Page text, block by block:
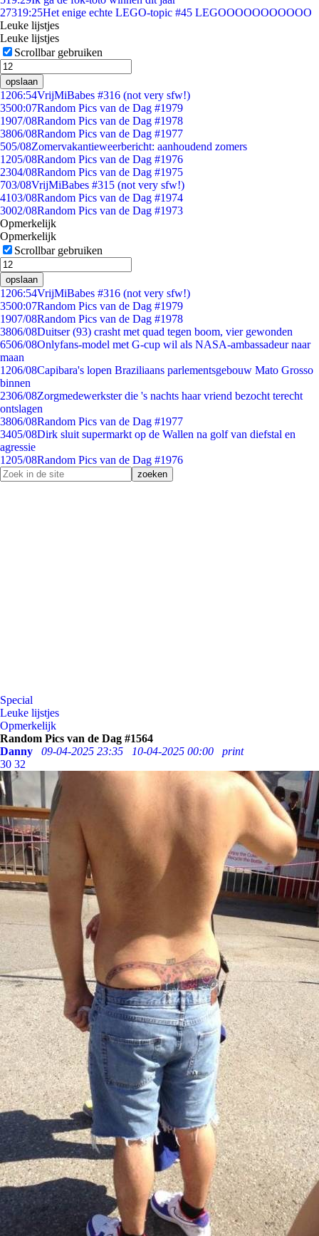
27319:25Het enige echte LEGO-topic #45 LEGOOOOOOOOOOO
Leuke lijstjes
Leuke lijstjes
Scrollbar gebruiken
opslaan
1206:54VrijMiBabes #316 (not very sfw!)
3500:07Random Pics van de Dag #1979
1907/08Random Pics van de Dag #1978
3806/08Random Pics van de Dag #1977
505/08Zomervakantieweerbericht: aanhoudend zomers
1205/08Random Pics van de Dag #1976
2304/08Random Pics van de Dag #1975
703/08VrijMiBabes #315 (not very sfw!)
4103/08Random Pics van de Dag #1974
3002/08Random Pics van de Dag #1973
Opmerkelijk
Opmerkelijk
Scrollbar gebruiken
opslaan
1206:54VrijMiBabes #316 (not very sfw!)
3500:07Random Pics van de Dag #1979
1907/08Random Pics van de Dag #1978
3806/08Duitser (93) crasht met quad tegen boom, vier gewonden
6506/08Onlyfans-model met G-cup wil als NASA-ambassadeur naar
maan
1206/08Capibara's lopen Braziliaans parlementsgebouw Mato Grosso
binnen
2306/08Zorgmedewerkster die 's nachts haar vriend bezocht terecht
ontslagen
3806/08Random Pics van de Dag #1977
3405/08Dirk sluit supermarkt op de Wallen na golf van diefstal en
agressie
1205/08Random Pics van de Dag #1976
Special
Leuke lijstjes
Opmerkelijk
Random Pics van de Dag #1564
Danny
09-04-2025 23:35 10-04-2025 00:00
print
30 32